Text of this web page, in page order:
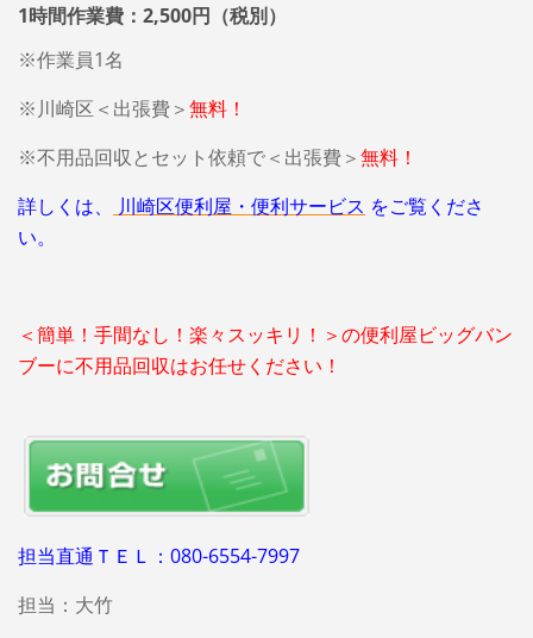
1時間作業費：2,500円（税別）
※作業員1名
※川崎区＜出張費＞無料！
※不用品回収とセット依頼で＜出張費＞無料！
詳しくは、
川崎区便利屋・便利サービス をご覧くださ
い。
＜簡単！手間なし！楽々スッキリ！＞の便利屋ビッグバン
ブーに不用品回収はお任せください！
担当直通ＴＥＬ：080-6554-7997
担当：大竹